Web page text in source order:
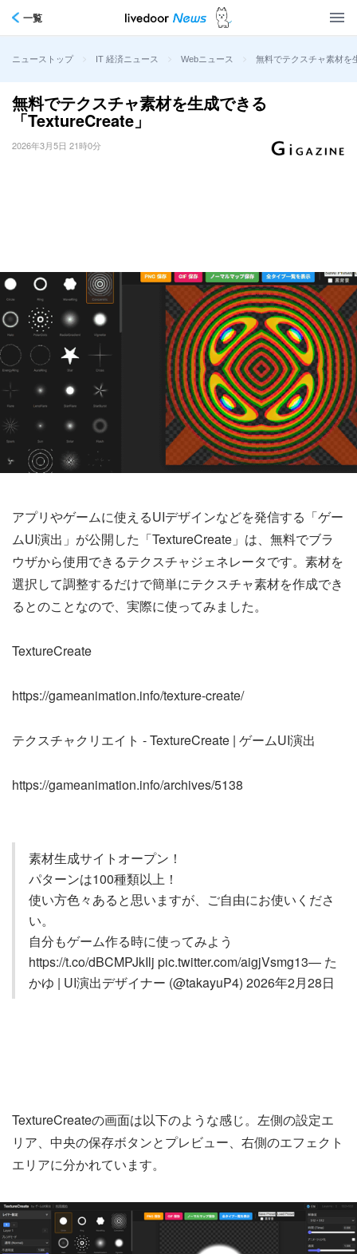
一覧
ニューストップ > IT 経済ニュース > Webニュース > 無料でテクスチャ素材を
無料でテクスチャ素材を生成できる
「TextureCreate」
2026年3月5日 21時0分
アプリやゲームに使えるUIデザインなどを発信する「ゲー
ムUI演出」が公開した「TextureCreate」は、無料でブラ
ウザから使用できるテクスチャジェネレータです。素材を
選択して調整するだけで簡単にテクスチャ素材を作成でき
るとのことなので、実際に使ってみました。
TextureCreate
https://gameanimation.info/texture-create/
テクスチャクリエイト - TextureCreate | ゲームUI演出
https://gameanimation.info/archives/5138
素材生成サイトオープン！
パターンは100種類以上！
使い方色々あると思いますが、ご自由にお使いくださ
い。
自分もゲーム作る時に使ってみよう
https://t.co/dBCMPJkIlj pic.twitter.com/aigjVsmg13— た
かゆ | UI演出デザイナー (@takayuP4) 2026年2月28日
TextureCreateの画面は以下のような感じ。左側の設定エ
リア、中央の保存ボタンとプレビュー、右側のエフェクト
エリアに分かれています。